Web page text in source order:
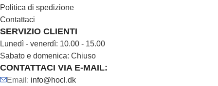
Politica di spedizione
Contattaci
SERVIZIO CLIENTI
Lunedì - venerdì: 10.00 - 15.00
Sabato e domenica: Chiuso
CONTATTACI VIA E-MAIL:
Email: info@hocl.dk